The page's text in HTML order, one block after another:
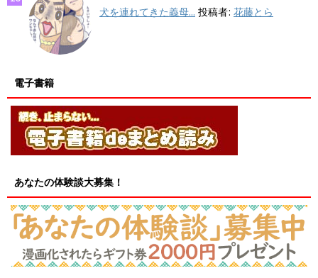
犬を連れてきた義母... 投稿者: 花藤とら
電子書籍
あなたの体験談大募集！